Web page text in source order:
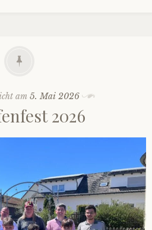
am 5. Mai 2026
2026